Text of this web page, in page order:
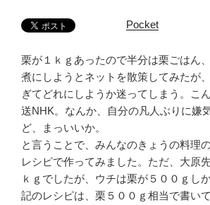
Pocket
栗が１ｋｇあったので半分は栗ごはん
煮にしようとネットを散策してみたが
ぎてどれにしようか迷ってしまう。こ
送NHK。なんか、自分の凡人ぶりに嫌
ど、まっいいか。
と言うことで、みんなのきょうの料理
レシピで作ってみました。ただ、大原
ｋｇでしたが、ウチは栗が５００ｇし
記のレシピは、栗５００ｇ相当で書いて